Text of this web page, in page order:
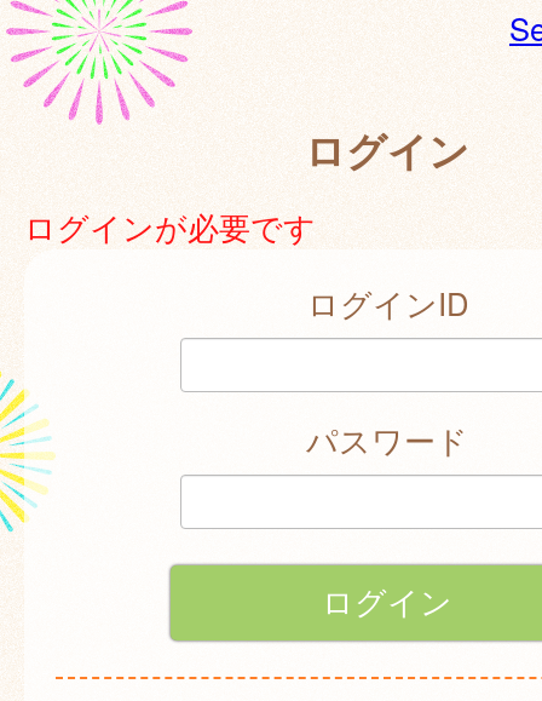
ログイン
ログインが必要です
ログインID
パスワード